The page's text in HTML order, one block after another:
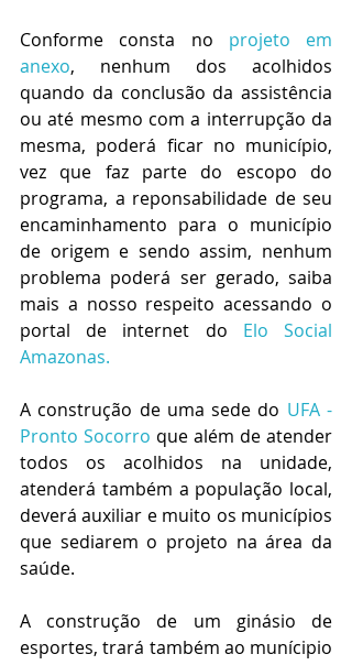
Conforme consta no projeto em
anexo, nenhum dos acolhidos
quando da conclusão da assistência
ou até mesmo com a interrupção da
mesma, poderá ficar no município,
vez que faz parte do escopo do
programa, a reponsabilidade de seu
encaminhamento para o município
de origem e sendo assim, nenhum
problema poderá ser gerado, saiba
mais a nosso respeito acessando o
portal de internet do Elo Social
Amazonas.
A construção de uma sede do UFA -
Pronto Socorro que além de atender
todos os acolhidos na unidade,
atenderá também a população local,
deverá auxiliar e muito os municípios
que sediarem o projeto na área da
saúde.
A construção de um ginásio de
esportes, trará também ao munícipio